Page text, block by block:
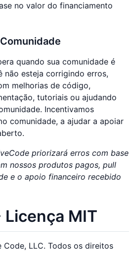
no valor do financiamento
quando sua comunidade é
não esteja corrigindo erros,
melhorias de código,
tutoriais ou ajudando
Incentivamos
comunidade, a ajudar a apoiar
priorizará erros com base
nossos produtos pagos, pull
e o apoio financeiro recebido
Licença MIT
LLC. Todos os direitos